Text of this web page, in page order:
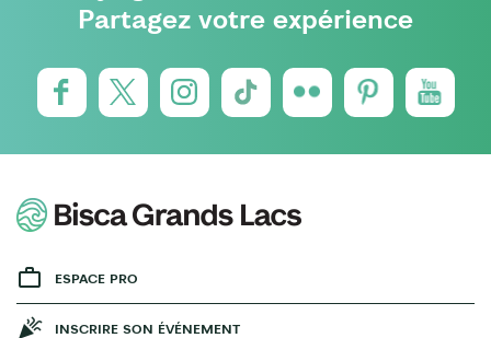
Partagez votre expérience
ESPACE PRO
INSCRIRE SON ÉVÉNEMENT